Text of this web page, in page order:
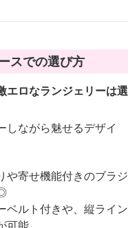
スでの選び方
エロなランジェリーは選
しながら魅せるデザイ
や寄せ機能付きのブラジ
ベルト付きや、縦ライン